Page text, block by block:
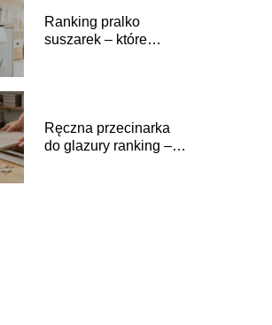
Ranking pralko
suszarek – które
Ręczna przecinarka
do glazury ranking –